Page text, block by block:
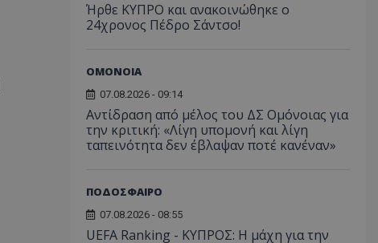
Ήρθε ΚΥΠΡΟ και ανακοινώθηκε ο
24χρονος Πέδρο Σάντσο!
ΟΜΟΝΟΙΑ
07.08.2026 - 09:14
Αντίδραση από μέλος του ΔΣ Ομόνοιας για
την κριτική: «Λίγη υπομονή και λίγη
ταπεινότητα δεν έβλαψαν ποτέ κανέναν»
ΠΟΔΟΣΦΑΙΡΟ
07.08.2026 - 08:55
UEFA Ranking - ΚΥΠΡΟΣ: Η μάχη για την